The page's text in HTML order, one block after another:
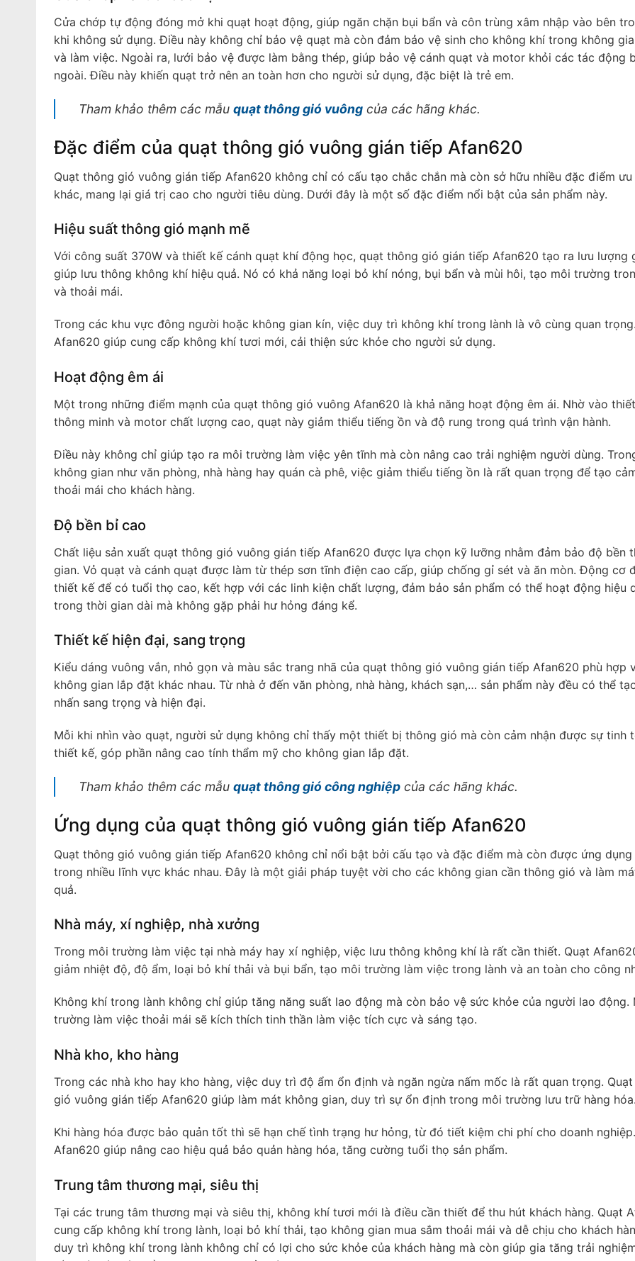
Cửa chớp tự động đóng mở khi quạt hoạt động, giúp ngăn chặn bụi bẩn và côn trùng xâm nhập vào bên
khi không sử dụng. Điều này không chỉ bảo vệ quạt mà còn đảm bảo vệ sinh cho không khí trong không
và làm việc. Ngoài ra, lưới bảo vệ được làm bằng thép, giúp bảo vệ cánh quạt và motor khỏi các tác động
ngoài. Điều này khiến quạt trở nên an toàn hơn cho người sử dụng, đặc biệt là trẻ em.
Tham khảo thêm các mẫu quạt thông gió vuôngcủa các hãng khác.
Đặc điểm của quạt thông gió vuông gián tiếp Afan620
Quạt thông gió vuông gián tiếp Afan620 không chỉ có cấu tạo chắc chắn mà còn sở hữu nhiều đặc điểm
khác, mang lại giá trị cao cho người tiêu dùng. Dưới đây là một số đặc điểm nổi bật của sản phẩm này.
Hiệu suất thông gió mạnh mẽ
Với công suất 370W và thiết kế cánh quạt khí động học, quạt thông gió gián tiếp Afan620 tạo ra lưu lượng
giúp lưu thông không khí hiệu quả. Nó có khả năng loại bỏ khí nóng, bụi bẩn và mùi hôi, tạo môi trường
và thoải mái.
Trong các khu vực đông người hoặc không gian kín, việc duy trì không khí trong lành là vô cùng quan
Afan620 giúp cung cấp không khí tươi mới, cải thiện sức khỏe cho người sử dụng.
Hoạt động êm ái
Một trong những điểm mạnh của quạt thông gió vuông Afan620 là khả năng hoạt động êm ái. Nhờ vào
thông minh và motor chất lượng cao, quạt này giảm thiểu tiếng ồn và độ rung trong quá trình vận hành.
Điều này không chỉ giúp tạo ra môi trường làm việc yên tĩnh mà còn nâng cao trải nghiệm người dùng.
không gian như văn phòng, nhà hàng hay quán cà phê, việc giảm thiểu tiếng ồn là rất quan trọng để tạo
thoải mái cho khách hàng.
Độ bền bỉ cao
Chất liệu sản xuất quạt thông gió vuông gián tiếp Afan620 được lựa chọn kỹ lưỡng nhằm đảm bảo độ bền
gian. Vỏ quạt và cánh quạt được làm từ thép sơn tĩnh điện cao cấp, giúp chống gỉ sét và ăn mòn. Động cơ
thiết kế để có tuổi thọ cao, kết hợp với các linh kiện chất lượng, đảm bảo sản phẩm có thể hoạt động hiệu
trong thời gian dài mà không gặp phải hư hỏng đáng kể.
Thiết kế hiện đại, sang trọng
Kiểu dáng vuông vắn, nhỏ gọn và màu sắc trang nhã của quạt thông gió vuông gián tiếp Afan620 phù hợp
không gian lắp đặt khác nhau. Từ nhà ở đến văn phòng, nhà hàng, khách sạn,… sản phẩm này đều có thể
nhấn sang trọng và hiện đại.
Mỗi khi nhìn vào quạt, người sử dụng không chỉ thấy một thiết bị thông gió mà còn cảm nhận được sự tinh
thiết kế, góp phần nâng cao tính thẩm mỹ cho không gian lắp đặt.
Tham khảo thêm các mẫu quạt thông gió công nghiệpcủa các hãng khác.
Ứng dụng của quạt thông gió vuông gián tiếp Afan620
Quạt thông gió vuông gián tiếp Afan620 không chỉ nổi bật bởi cấu tạo và đặc điểm mà còn được ứng dụng
trong nhiều lĩnh vực khác nhau. Đây là một giải pháp tuyệt vời cho các không gian cần thông gió và làm
quả.
Nhà máy, xí nghiệp, nhà xưởng
Trong môi trường làm việc tại nhà máy hay xí nghiệp, việc lưu thông không khí là rất cần thiết. Quạt
giảm nhiệt độ, độ ẩm, loại bỏ khí thải và bụi bẩn, tạo môi trường làm việc trong lành và an toàn cho công
Không khí trong lành không chỉ giúp tăng năng suất lao động mà còn bảo vệ sức khỏe của người lao động.
trường làm việc thoải mái sẽ kích thích tinh thần làm việc tích cực và sáng tạo.
Nhà kho, kho hàng
Trong các nhà kho hay kho hàng, việc duy trì độ ẩm ổn định và ngăn ngừa nấm mốc là rất quan trọng.
gió vuông gián tiếp Afan620 giúp làm mát không gian, duy trì sự ổn định trong môi trường lưu trữ hàng hóa.
Khi hàng hóa được bảo quản tốt thì sẽ hạn chế tình trạng hư hỏng, từ đó tiết kiệm chi phí cho doanh
Afan620 giúp nâng cao hiệu quả bảo quản hàng hóa, tăng cường tuổi thọ sản phẩm.
Trung tâm thương mại, siêu thị
Tại các trung tâm thương mại và siêu thị, không khí tươi mới là điều cần thiết để thu hút khách hàng. Quạt
cung cấp không khí trong lành, loại bỏ khí thải, tạo không gian mua sắm thoải mái và dễ chịu cho khách
duy trì không khí trong lành không chỉ có lợi cho sức khỏe của khách hàng mà còn giúp gia tăng trải